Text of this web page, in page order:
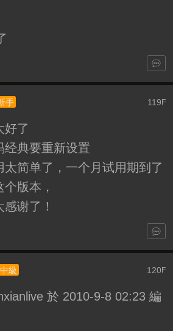
119F
手
好了
经典要重新设置
简单了，一个月试用期到了
版本，
谢了！
120F
級
於 2010-9-8 02:23 編